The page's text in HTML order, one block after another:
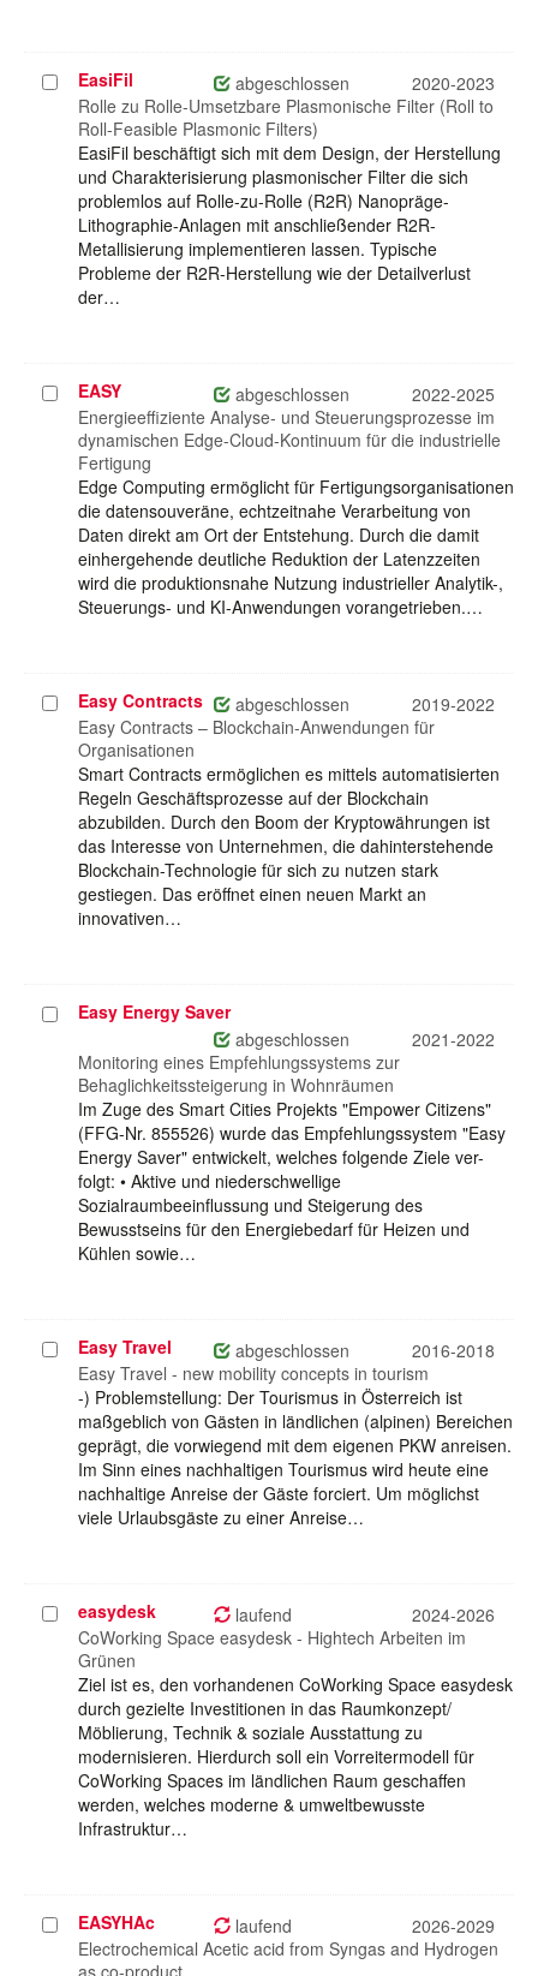
Projekt
auswählen
EasiFil abgeschlossen
2020-2023
Rolle zu Rolle-Umsetzbare Plasmonische Filter (Roll to
Roll-Feasible Plasmonic Filters)
EasiFil beschäftigt sich mit dem Design, der Herstellung
und Charakterisierung plasmonischer Filter die sich
problemlos auf Rolle-zu-Rolle (R2R) Nanopräge-
Lithographie-Anlagen mit anschließender R2R-
Metallisierung implementieren lassen. Typische
Probleme der R2R-Herstellung wie der Detailverlust
der…
Projekt
auswählen
EASY abgeschlossen
2022-2025
Energieeffiziente Analyse- und Steuerungsprozesse im
dynamischen Edge-Cloud-Kontinuum für die industrielle
Fertigung
Edge Computing ermöglicht für Fertigungsorganisationen
die datensouveräne, echtzeitnahe Verarbeitung von
Daten direkt am Ort der Entstehung. Durch die damit
einhergehende deutliche Reduktion der Latenzzeiten
wird die produktionsnahe Nutzung industrieller Analytik-,
Steuerungs- und KI-Anwendungen vorangetrieben.…
Projekt
auswählen
Easy Contracts abgeschlossen
2019-2022
Easy Contracts – Blockchain-Anwendungen für
Organisationen
Smart Contracts ermöglichen es mittels automatisierten
Regeln Geschäftsprozesse auf der Blockchain
abzubilden. Durch den Boom der Kryptowährungen ist
das Interesse von Unternehmen, die dahinterstehende
Blockchain-Technologie für sich zu nutzen stark
gestiegen. Das eröffnet einen neuen Markt an
innovativen…
ProjektEasy Energy Saver
abgeschlossen
2021-2022
Monitoring eines Empfehlungssystems zur
Behaglichkeitssteigerung in Wohnräumen
Im Zuge des Smart Cities Projekts "Empower Citizens"
(FFG-Nr. 855526) wurde das Empfehlungssystem "Easy
Energy Saver" entwickelt, welches folgende Ziele ver-
folgt: • Aktive und niederschwellige
Sozialraumbeeinflussung und Steigerung des
Bewusstseins für den Energiebedarf für Heizen und
Kühlen sowie…
Projekt
auswählen
Easy Travel abgeschlossen
2016-2018
Easy Travel - new mobility concepts in tourism
-) Problemstellung: Der Tourismus in Österreich ist
maßgeblich von Gästen in ländlichen (alpinen) Bereichen
geprägt, die vorwiegend mit dem eigenen PKW anreisen.
Im Sinn eines nachhaltigen Tourismus wird heute eine
nachhaltige Anreise der Gäste forciert. Um möglichst
viele Urlaubsgäste zu einer Anreise…
Projekt
auswählen
easydesk laufend
2024-2026
CoWorking Space easydesk - Hightech Arbeiten im
Grünen
Ziel ist es, den vorhandenen CoWorking Space easydesk
durch gezielte Investitionen in das Raumkonzept/
Möblierung, Technik & soziale Ausstattung zu
modernisieren. Hierdurch soll ein Vorreitermodell für
CoWorking Spaces im ländlichen Raum geschaffen
werden, welches moderne & umweltbewusste
Infrastruktur…
Projekt
auswählen
EASYHAc laufend
2026-2029
Electrochemical Acetic acid from Syngas and Hydrogen